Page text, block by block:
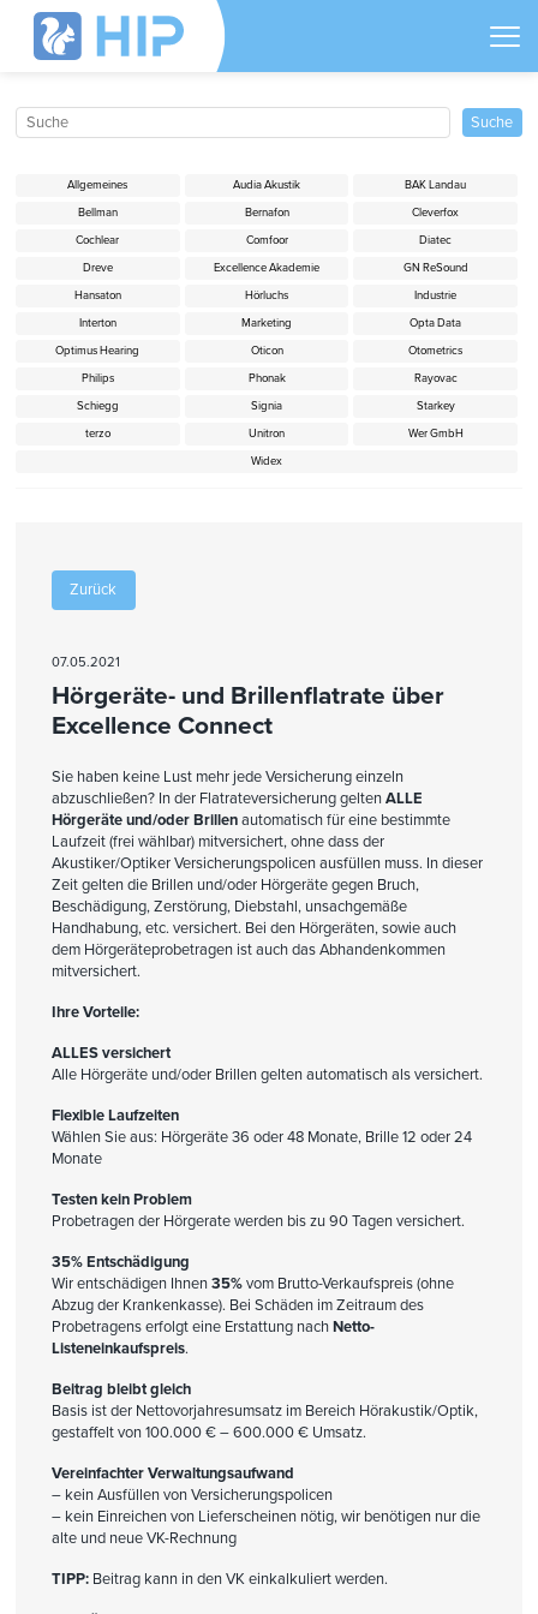
Zurück
07.05.2021
Hörgeräte- und Brillenflatrate über
Excellence Connect
Sie haben keine Lust mehr jede Versicherung einzeln
abzuschließen? In der Flatrateversicherung geltenALLE
Hörgeräte und/oder Brillenautomatisch für eine bestimmte
Laufzeit (frei wählbar) mitversichert, ohne dass der
Akustiker/Optiker Versicherungspolicen ausfüllen muss. In dieser
Zeit gelten die Brillen und/oder Hörgeräte gegen Bruch,
Beschädigung, Zerstörung, Diebstahl, unsachgemäße
Handhabung, etc. versichert. Bei den Hörgeräten, sowie auch
dem Hörgeräteprobetragen ist auch das Abhandenkommen
mitversichert.
Ihre Vorteile:
ALLES versichert
Alle Hörgeräte und/oder Brillen gelten automatisch als versichert.
Flexible Laufzeiten
Wählen Sie aus: Hörgeräte 36 oder 48 Monate, Brille 12 oder 24
Monate
Testen kein Problem
Probetragen der Hörgerate werden bis zu 90 Tagen versichert.
35% Entschädigung
Wir entschädigen Ihnen35%vom Brutto-Verkaufspreis (ohne
Abzug der Krankenkasse). Bei Schäden im Zeitraum des
Probetragens erfolgt eine Erstattung nachNetto-
Listeneinkaufspreis.
Beitrag bleibt gleich
Basis ist der Nettovorjahresumsatz im Bereich Hörakustik/Optik,
gestaffelt von 100.000 € – 600.000 € Umsatz.
Vereinfachter Verwaltungsaufwand
– kein Ausfüllen von Versicherungspolicen
– kein Einreichen von Lieferscheinen nötig, wir benötigen nur die
alte und neue VK-Rechnung
TIPP:Beitrag kann in den VK einkalkuliert werden.
Allgemeines Audia Akustik
BAK Landau
Bellman
Bernafon
Cleverfox
Cochlear
Comfoor
Diatec
Dreve
Excellence Akademie
GN ReSound
Hansaton
Hörluchs
Industrie
Interton
Marketing
Opta Data
Optimus Hearing
Oticon
Otometrics
Philips
Phonak
Rayovac
Schiegg
Signia
Starkey
terzo
Unitron
Wer GmbH
Widex